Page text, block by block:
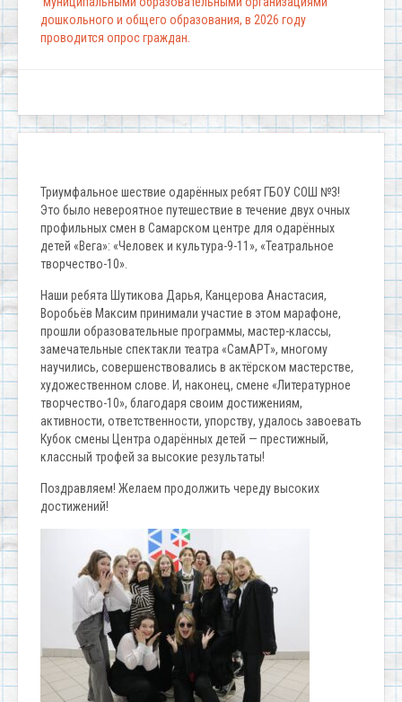
дошкольного и общего образования, в 2026 году
проводится опрос граждан.
Триумфальное шествие одарённых ребят ГБОУ СОШ №3!
Это было невероятное путешествие в течение двух очных
профильных смен в Самарском центре для одарённых
детей «Вега»: «Человек и культура-9-11», «Театральное
творчество-10».
Наши ребята Шутикова Дарья, Канцерова Анастасия,
Воробьёв Максим принимали участие в этом марафоне,
прошли образовательные программы, мастер-классы,
замечательные спектакли театра «СамАРТ», многому
научились, совершенствовались в актёрском мастерстве,
художественном слове. И, наконец, смене «Литературное
творчество-10», благодаря своим достижениям,
активности, ответственности, упорству, удалось завоевать
Кубок смены Центра одарённых детей — престижный,
классный трофей за высокие результаты!
Поздравляем! Желаем продолжить череду высоких
достижений!